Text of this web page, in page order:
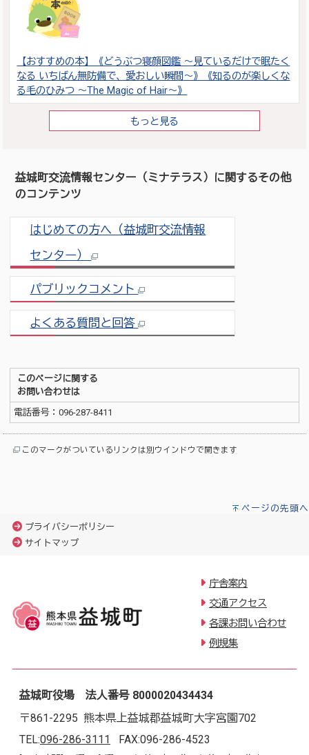
【おすすめの本】《どうぶつ寝顔図鑑 ～見ているだけで眠たく
なる いちばん無防備で、愛おしい瞬間～》《知るのが楽しくな
る毛のひみつ ～The Magic of Hair～》
もっと見る
益城町交流情報センター（ミナテラス）に関するその他
のコンテンツ
はじめての方へ（益城町交流情報
センター）
パブリックコメント
よくある質問と回答
このページに関する
お問い合わせは
電話番号：096-287-8411
このマークがついているリンクは別ウインドウで開きます
ページの先頭へ
プライバシーポリシー
サイトマップ
庁舎案内
交通アクセス
各課お問い合わせ
例規集
益城町役場 法人番号 8000020434434
〒861-2295 熊本県上益城郡益城町大字宮園702
TEL:096-286-3111 FAX:096-286-4523